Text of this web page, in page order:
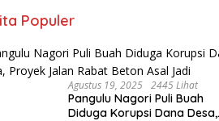
Populer
Agustus 19, 2025 2445 Lihat
Pangulu Nagori Puli Buah
Diduga Korupsi Dana Desa,